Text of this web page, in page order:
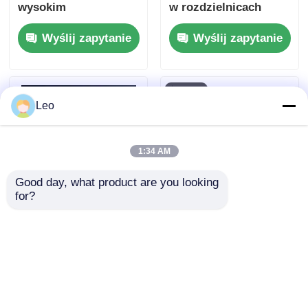
wysokim
bezpieczeństwie
400V, modułowa
Wyślij zapytanie
w rozdzielnicach
niskiego napięcia
Wyślij zapytanie
Leo
1:34 AM
Good day, what product are you looking
for?